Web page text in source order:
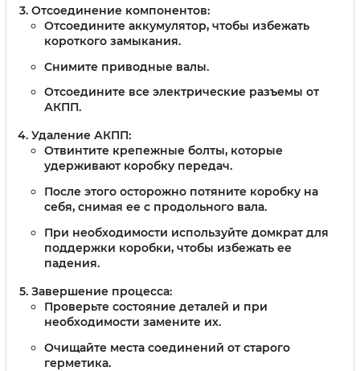
Отсоединение компонентов:
Отсоедините аккумулятор, чтобы избежать
короткого замыкания.
Снимите приводные валы.
Отсоедините все электрические разъемы от
АКПП.
Удаление АКПП:
Отвинтите крепежные болты, которые
удерживают коробку передач.
После этого осторожно потяните коробку на
себя, снимая ее с продольного вала.
При необходимости используйте домкрат для
поддержки коробки, чтобы избежать ее
падения.
Завершение процесса:
Проверьте состояние деталей и при
необходимости замените их.
Очищайте места соединений от старого
герметика.